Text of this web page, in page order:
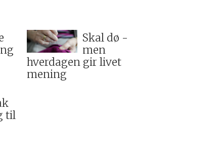
Skal dø -
men
hverdagen gir livet
mening
til